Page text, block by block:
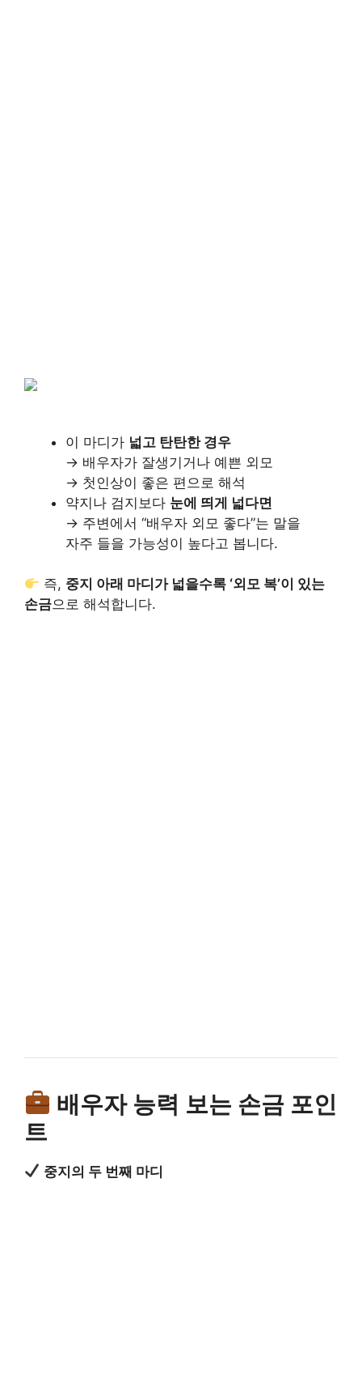
이 마디가 넓고 탄탄한 경우
→ 배우자가 잘생기거나 예쁜 외모
→ 첫인상이 좋은 편으로 해석
약지나 검지보다 눈에 띄게 넓다면
→ 주변에서 “배우자 외모 좋다”는 말을
자주 들을 가능성이 높다고 봅니다.
즉, 중지 아래 마디가 넓을수록 ‘외모 복’이 있는
손금으로 해석합니다.
배우자 능력 보는 손금 포인
트
중지의 두 번째 마디